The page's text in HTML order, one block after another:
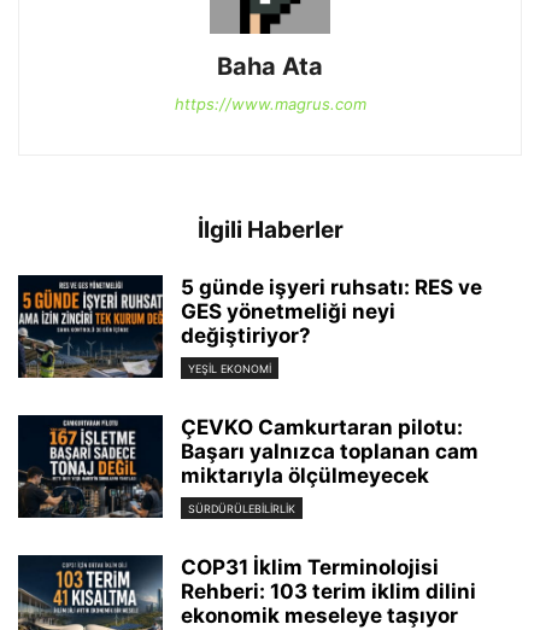
Baha Ata
https://www.magrus.com
İlgili Haberler
5 günde işyeri ruhsatı: RES ve
GES yönetmeliği neyi
değiştiriyor?
YEŞIL EKONOMI
ÇEVKO Camkurtaran pilotu:
Başarı yalnızca toplanan cam
miktarıyla ölçülmeyecek
SÜRDÜRÜLEBILIRLIK
COP31 İklim Terminolojisi
Rehberi: 103 terim iklim dilini
ekonomik meseleye taşıyor